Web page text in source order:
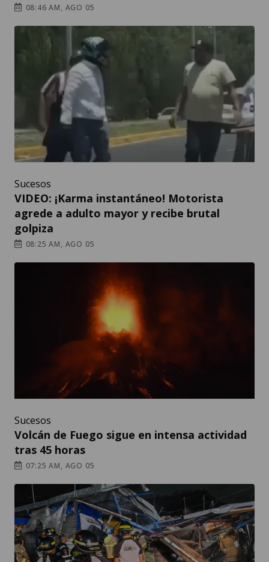
08:46 AM, AGO 05
Sucesos
VIDEO: ¡Karma instantáneo! Motorista
agrede a adulto mayor y recibe brutal
golpiza
08:25 AM, AGO 05
Sucesos
Volcán de Fuego sigue en intensa actividad
tras 45 horas
07:25 AM, AGO 05